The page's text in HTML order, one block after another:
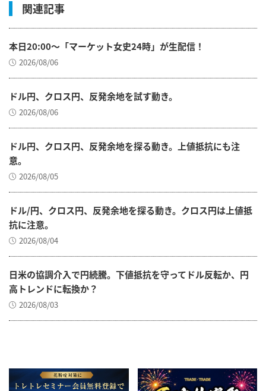
関連記事
本日20:00～「マーケット女史24時」が生配信！
2026/08/06
ドル円、クロス円、反発余地を試す動き。
2026/08/06
ドル円、クロス円、反発余地を探る動き。上値抵抗にも注
意。
2026/08/05
ドル/円、クロス円、反発余地を探る動き。クロス円は上値抵
抗に注意。
2026/08/04
日米の協調介入で円続騰。下値抵抗を守ってドル反転か、円
高トレンドに転換か？
2026/08/03